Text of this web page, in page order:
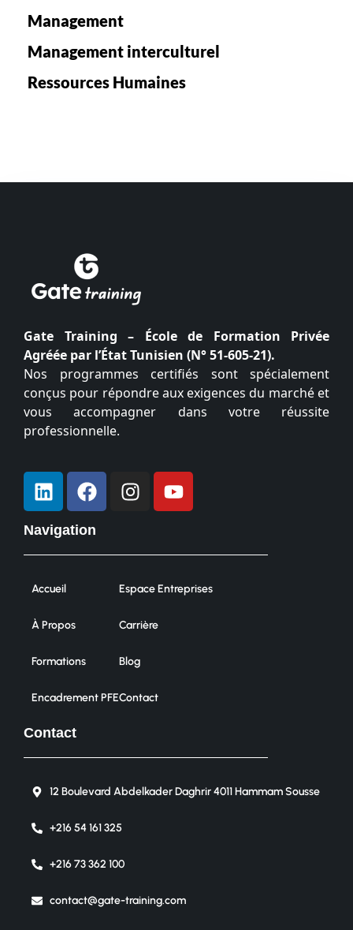
Management
Management interculturel
Ressources Humaines
Gate Training – École de Formation Privée
Agréée par l’État Tunisien (N° 51-605-21).
Nos programmes certifiés sont spécialement
conçus pour répondre aux exigences du marché et
vous accompagner dans votre réussite
professionnelle.
Navigation
Accueil
À Propos
Formations
Encadrement PFE
Espace Entreprises
Carrière
Blog
Contact
Contact
12 Boulevard Abdelkader Daghrir 4011 Hammam Sousse
+216 54 161 325
+216 73 362 100
contact@gate-training.com